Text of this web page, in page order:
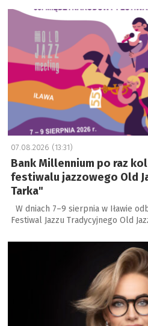
a
07.08.2026 (13:31)
Bank Millennium po raz
festiwalu jazzowego Old
Tarka"
W dniach 7–9 sierpnia w Iławie
Festiwal Jazzu Tradycyjnego Old
a